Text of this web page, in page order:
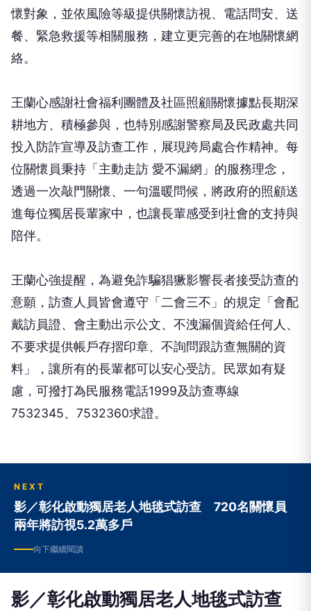
懷對象，並依風險等級提供關懷訪視、電話問安、送
餐、緊急救援等相關服務，建立更完善的在地關懷網
絡。
王蘭心感謝社會福利團體及社區照顧關懷據點長期深
耕地方、積極參與，也特別感謝警察局及民政處共同
投入防詐宣導及訪查工作，展現跨局處合作精神。每
位關懷員秉持「主動走訪 愛不漏網」的服務理念，
透過一次敲門關懷、一句溫暖問候，將政府的照顧送
進每位獨居長輩家中，也讓長輩感受到社會的支持與
陪伴。
王蘭心強提醒，為避免詐騙猖獗影響長者接受訪查的
意願，訪查人員皆會遵守「二會三不」的規定「會配
戴訪員證、會主動出示公文、不洩漏個資給任何人、
不要求提供帳戶存摺印章、不詢問跟訪查無關的資
料」，讓所有的長輩都可以安心受訪。民眾如有疑
慮，可撥打為民服務電話1999及訪查專線
7532345、7532360求證。
NEXT
影／彰化啟動獨居老人地毯式訪查 720名關懷員
兩年將訪視5.2萬多戶
向下繼續閱讀
影／彰化啟動獨居老人地毯式訪查